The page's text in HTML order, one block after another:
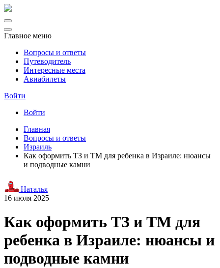
Главное меню
Вопросы и ответы
Путеводитель
Интересные места
Авиабилеты
Войти
Войти
Главная
Вопросы и ответы
Израиль
Как оформить ТЗ и ТМ для ребенка в Израиле: нюансы
и подводные камни
Наталья
16 июля 2025
Как оформить ТЗ и ТМ для
ребенка в Израиле: нюансы и
подводные камни